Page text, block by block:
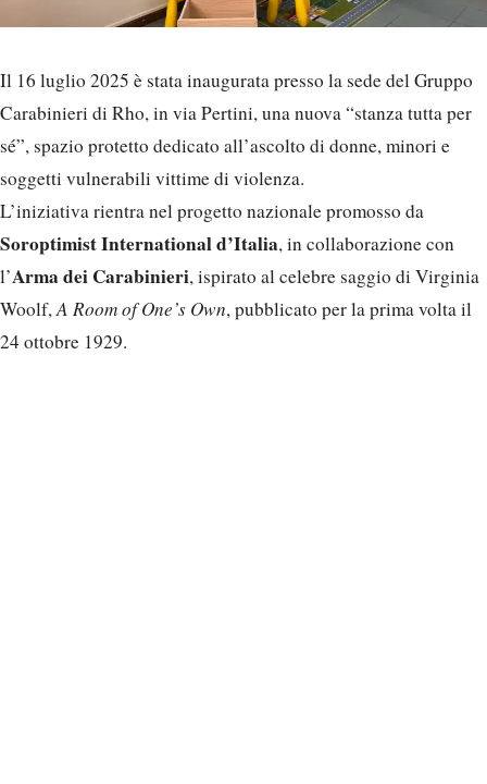
Il 16 luglio 2025 è stata inaugurata presso la sede del Gruppo
Carabinieri di Rho, in via Pertini, una nuova “stanza tutta per
sé”, spazio protetto dedicato all’ascolto di donne, minori e
soggetti vulnerabili vittime di violenza.
L’iniziativa rientra nel progetto nazionale promosso da
Soroptimist International d’Italia, in collaborazione con
l’Arma dei Carabinieri, ispirato al celebre saggio di Virginia
Woolf,A Room of One’s Own, pubblicato per la prima volta il
24 ottobre 1929.